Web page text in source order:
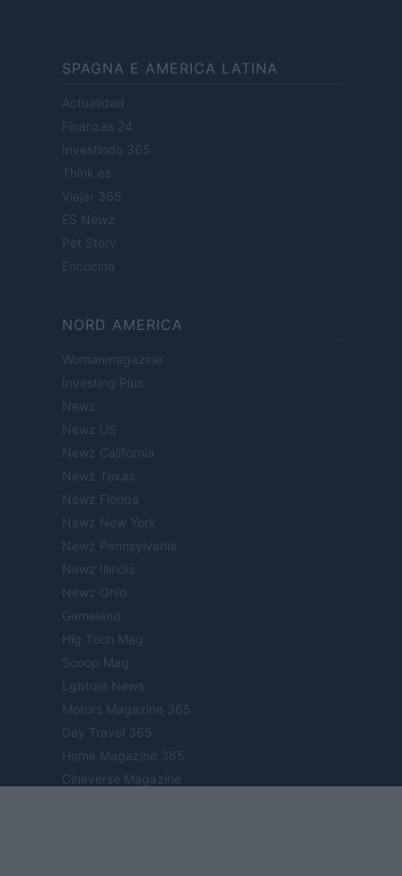
SPAGNA E AMERICA LATINA
Actualidad
Finanzas 24
Investindo 365
Think.es
Viajar 365
ES Newz
Pet Story
Encocina
NORD AMERICA
Womanmagazine
Investing Plus
Newz
Newz US
Newz California
Newz Texas
Newz Florida
Newz New York
Newz Pennsylvania
Newz Illinois
Newz Ohio
Gameland
Hig Tech Mag
Scoop Mag
Lgbtqia News
Motors Magazine 365
Day Travel 365
Home Magazine 365
Cineverse Magazine